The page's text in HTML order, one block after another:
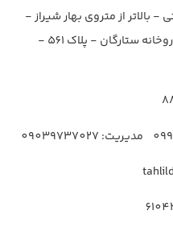
بالاتر از متروی بهار شیراز -
روبروی اتاق اصناف - جنب داروخانه ستارگان - پلاک 561 -
مدیریت: 09039737027